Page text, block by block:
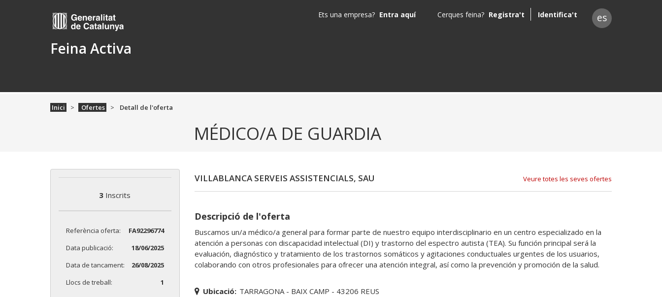
Feina Activa
Ets una empresa? Entra aquí Cerques feina? Registra't Identifica't es
Inici Ofertes Detall de l'oferta
MÉDICO/A DE GUARDIA
3 Inscrits
Referència oferta:
FA92296774
Data publicació:
18/06/2025
Data de tancament:
26/08/2025
Llocs de treball:
1
VILLABLANCA SERVEIS ASSISTENCIALS, SAU Veure totes les seves ofertes
Descripció de l'oferta
Buscamos un/a médico/a general para formar parte de nuestro equipo interdisciplinario en un centro especializado en la
atención a personas con discapacidad intelectual (DI) y trastorno del espectro autista (TEA). Su función principal será la
evaluación, diagnóstico y tratamiento de los trastornos somáticos y agitaciones conductuales urgentes de los usuarios,
colaborando con otros profesionales para ofrecer una atención integral, así como la prevención y promoción de la salud.
Ubicació: TARRAGONA - BAIX CAMP - 43206 REUS